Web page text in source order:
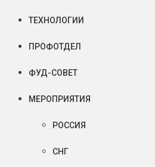
ТЕХНОЛОГИИ
ПРОФОТДЕЛ
ФУД-СОВЕТ
МЕРОПРИЯТИЯ
РОССИЯ
СНГ